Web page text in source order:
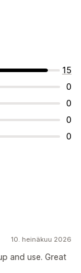
15
0
0
0
0
10. heinäkuu 2026
and use. Great